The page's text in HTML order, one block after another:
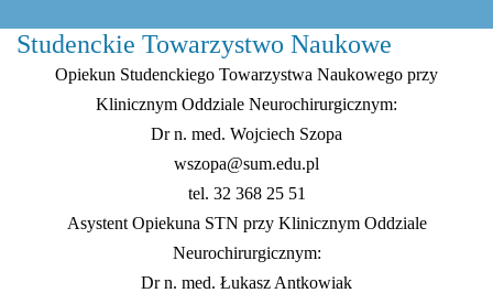
Studenckie Towarzystwo Naukowe
Opiekun Studenckiego Towarzystwa Naukowego przy
Klinicznym Oddziale Neurochirurgicznym:
Dr n. med. Wojciech Szopa
wszopa@sum.edu.pl
tel. 32 368 25 51
Asystent Opiekuna STN przy Klinicznym Oddziale
Neurochirurgicznym:
Dr n. med. Łukasz Antkowiak